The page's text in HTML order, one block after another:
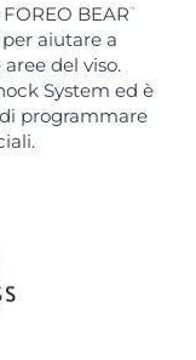
BEAR ™
aiutare a
del viso.
System ed è
programmare